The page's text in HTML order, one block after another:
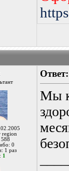
region
0
1 раз
1
Мы